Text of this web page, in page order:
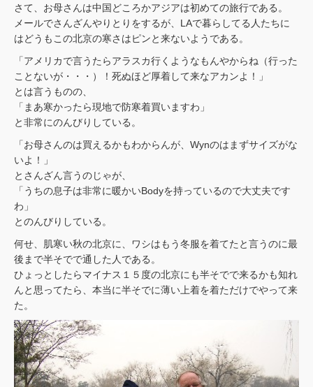
さて、お母さんは中国どころかアジアは初めての旅行である。
メールでさんざんやりとりをするが、LAで暮らしてる人たちに
はどうもこの北京の寒さはピンと来ないようである。
「アメリカで言うたらアラスカ行くようなもんやからね（行った
ことないが・・・）！死ぬほど厚着して来なアカンよ！」
とは言うものの、
「まあ寒かったら現地で防寒着買いますわ」
と非常にのんびりしている。
「お母さんのは買えるかもわからんが、Wynのはまずサイズがな
いよ！」
とさんざん言うのじゃが、
「うちの息子は非常に暖かいBodyを持っているので大丈夫です
わ」
とのんびりしている。
何せ、肌寒い秋の北京に、ワシはもう冬服を着てたと言うのに最
後まで半そでで通した人である。
ひょっとしたらマイナス１５度の北京にも半そでで来るかも知れ
んと思ってたら、本当に半そでに薄い上着を着ただけでやって来
た。